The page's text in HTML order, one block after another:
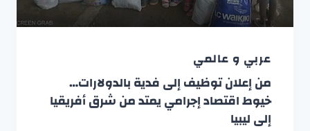
عربي و عالمي
من إعلان توظيف إلى فدية بالدولارات…
خيوط اقتصاد إجرامي يمتد من شرق أفريقيا
إلى ليبيا